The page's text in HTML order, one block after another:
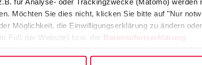
Möchten Sie dies nicht, klicken Sie bitte auf "Nur
Möglichkeit, die Einwilligungserklärung zu ändern
Fuß der Website) bzw. der Datenschutzerklärung
Auswahlfaktoren sind.